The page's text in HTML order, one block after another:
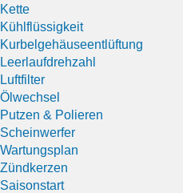
Kette
Kühlflüssigkeit
Kurbelgehäuseentlüftung
Leerlaufdrehzahl
Luftfilter
Ölwechsel
Putzen & Polieren
Scheinwerfer
Wartungsplan
Zündkerzen
Saisonstart